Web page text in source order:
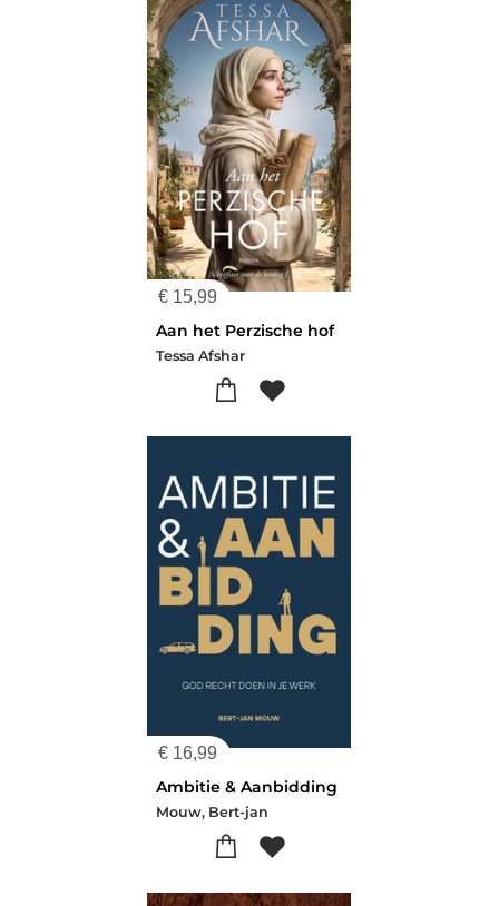
€ 15,99
Aan het Perzische hof
Tessa Afshar
€ 16,99
Ambitie & Aanbidding
Mouw, Bert-jan